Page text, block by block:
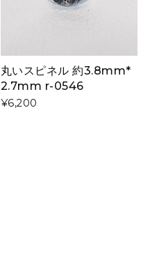
丸いスピネル 約3.8mm*
2.7mm r-0546
¥6,200